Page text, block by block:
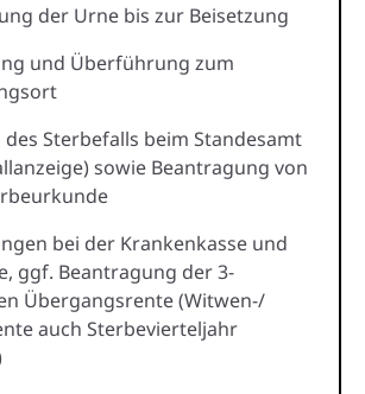
der Urne bis zur Beisetzung
und Überführung zum
Sterbefalls beim Standesamt
sowie Beantragung von
bei der Krankenkasse und
ggf. Beantragung der 3-
Übergangsrente (Witwen-/
auch Sterbevierteljahr